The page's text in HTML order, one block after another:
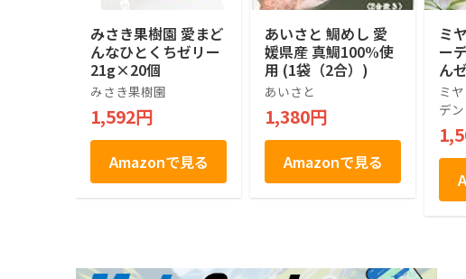
みさき果樹園 愛まど
んなひとくちゼリー
21g×20個
みさき果樹園
1,592円
Amazonで見る
あいさと 鯛めし 愛
媛県産 真鯛100%使
用 (1袋（2合）)
あいさと
1,380円
Amazonで見る
ミ
ー
ん
フ
g
無
ご
ジ
使
ミ
デン